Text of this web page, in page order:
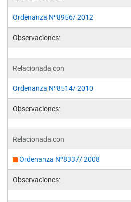
Ordenanza Nº8956/ 2012
Observaciones:
Relacionada con
Ordenanza Nº8514/ 2010
Observaciones:
Relacionada con
Ordenanza Nº8337/ 2008
Observaciones: